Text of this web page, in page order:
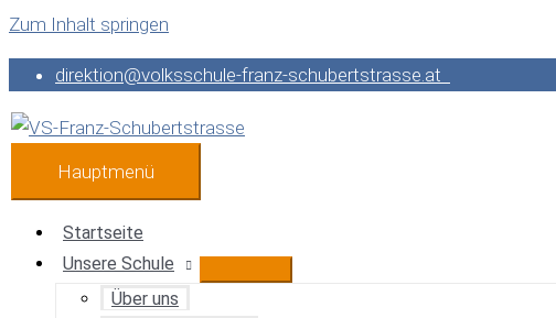
Zum Inhalt springen
direktion@volksschule-franz-schubertstrasse.at
Hauptmenü
Startseite
Unsere Schule
Über uns